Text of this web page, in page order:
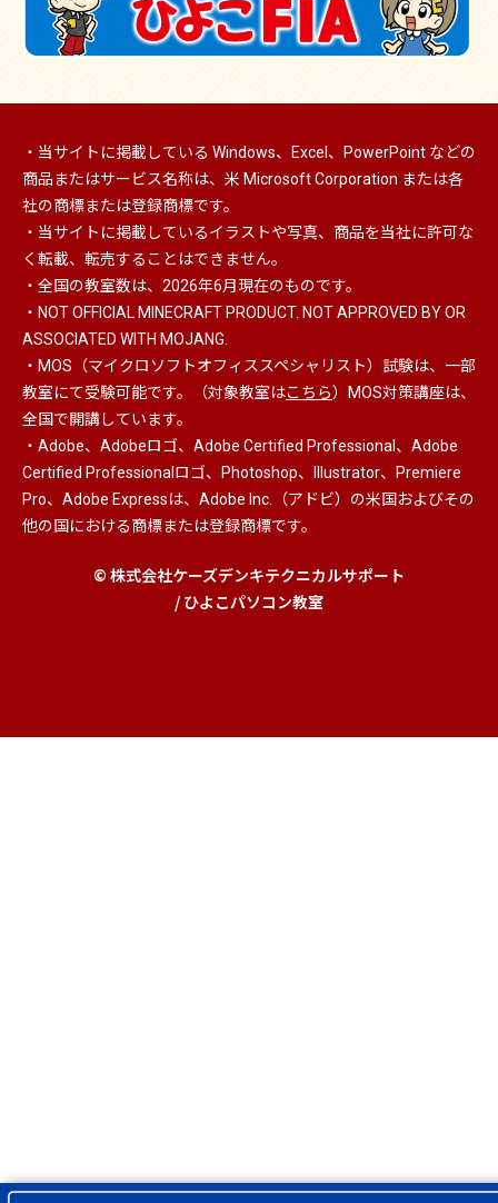
・当サイトに掲載している Windows、Excel、PowerPoint などの
商品またはサービス名称は、米 Microsoft Corporation または各
社の商標または登録商標です。
・当サイトに掲載しているイラストや写真、商品を当社に許可な
く転載、転売することはできません。
・全国の教室数は、2026年6月現在のものです。
・NOT OFFICIAL MINECRAFT PRODUCT. NOT APPROVED BY OR
ASSOCIATED WITH MOJANG.
・MOS（マイクロソフトオフィススペシャリスト） 試験は、一部
教室にて受験可能です。（対象教室はこちら）MOS対策講座は、
全国で開講しています。
・Adobe、Adobeロゴ、Adobe Certified Professional、Adobe
Certified Professionalロゴ、Photoshop、Illustrator、Premiere
Pro、Adobe Expressは、Adobe Inc.（アドビ）の米国およびその
他の国における商標または登録商標です。
© 株式会社ケーズデンキテクニカルサポート
/ ひよこパソコン教室